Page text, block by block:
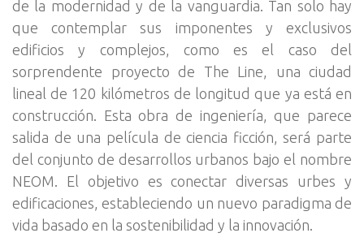
de la modernidad y de la vanguardia. Tan solo hay
que contemplar sus imponentes y exclusivos
edificios y complejos, como es el caso del
sorprendente proyecto de The Line, una ciudad
lineal de 120 kilómetros de longitud que ya está en
construcción. Esta obra de ingeniería, que parece
salida de una película de ciencia ficción, será parte
del conjunto de desarrollos urbanos bajo el nombre
NEOM. El objetivo es conectar diversas urbes y
edificaciones, estableciendo un nuevo paradigma de
vida basado en la sostenibilidad y la innovación.